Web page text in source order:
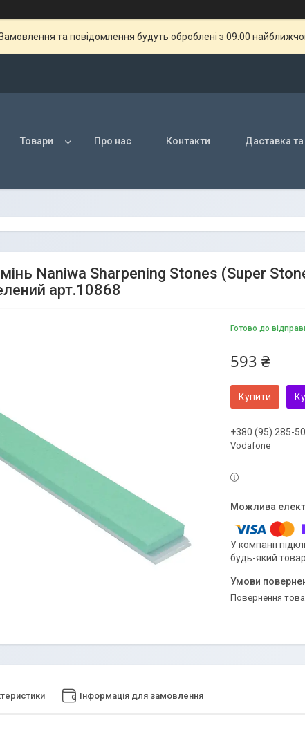
та повідомлення будуть оброблені з 09:00
Товари Про нас Контакти Даставка
Naniwa Sharpening Stones (Super
арт.10868
Готово до
593 ₴
Купити
+380 (95) 285-
Vodafone
У компанії
будь-який
повернення
Інформація для замовлення